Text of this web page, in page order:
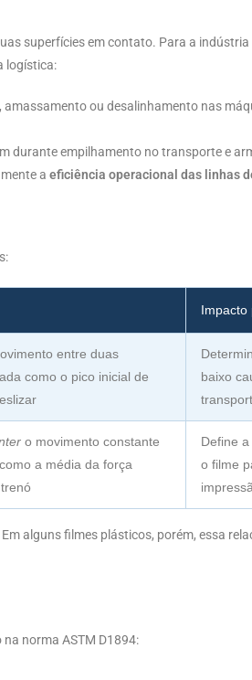
superfícies em contato. Para a
logística:
ou desalinhamento nas
durante empilhamento no transporte e
a eficiência operacional das linhas
Impacto
entre duas
como o pico inicial de
baixo
o movimento constante
a média da força
Define
o filme
alguns filmes plásticos, porém, essa
norma ASTM D1894: